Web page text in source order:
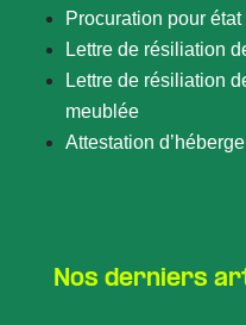
Procuration pour
Lettre de résiliation
Lettre de résiliation
meublée
Attestation
Nos derniers